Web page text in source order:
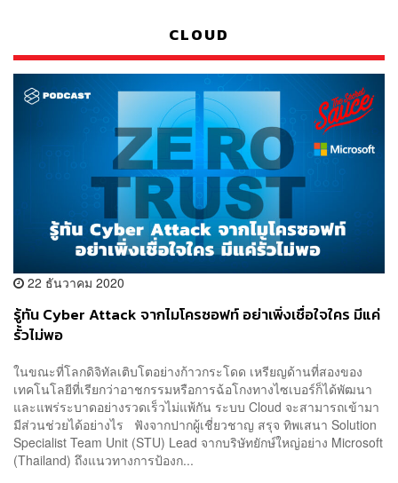
CLOUD
22 ธันวาคม 2020
รู้ทัน Cyber Attack จากไมโครซอฟท์ อย่าเพิ่งเชื่อใจใคร มีแค่
รั้วไม่พอ
ในขณะที่โลกดิจิทัลเติบโตอย่างก้าวกระโดด เหรียญด้านที่สองของ
เทคโนโลยีที่เรียกว่าอาชกรรมหรือการฉ้อโกงทางไซเบอร์ก็ได้พัฒนา
และแพร่ระบาดอย่างรวดเร็วไม่แพ้กัน ระบบ Cloud จะสามารถเข้ามา
มีส่วนช่วยได้อย่างไร ฟังจากปากผู้เชี่ยวชาญ สรุจ ทิพเสนา Solution
Specialist Team Unit (STU) Lead จากบริษัทยักษ์ใหญ่อย่าง Microsoft
(Thailand) ถึงแนวทางการป้องก...